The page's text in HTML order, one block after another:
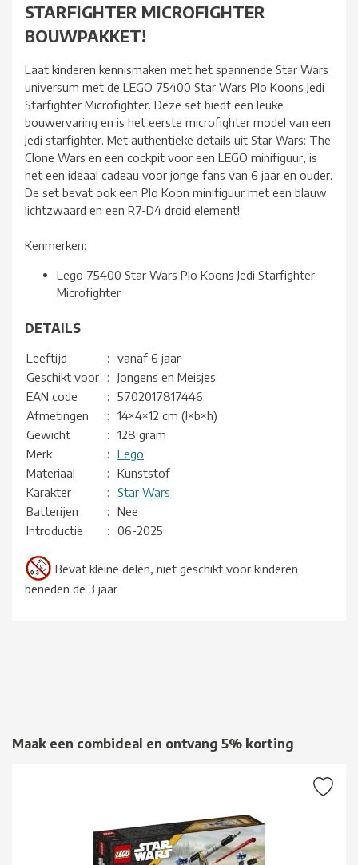
STARFIGHTER MICROFIGHTER
BOUWPAKKET!
Laat kinderen kennismaken met het spannende Star Wars
universum met de LEGO 75400 Star Wars Plo Koons Jedi
Starfighter Microfighter. Deze set biedt een leuke
bouwervaring en is het eerste microfighter model van een
Jedi starfighter. Met authentieke details uit Star Wars: The
Clone Wars en een cockpit voor een LEGO minifiguur, is
het een ideaal cadeau voor jonge fans van 6 jaar en ouder.
De set bevat ook een Plo Koon minifiguur met een blauw
lichtzwaard en een R7-D4 droid element!
Kenmerken:
Lego 75400 Star Wars Plo Koons Jedi Starfighter
Microfighter
DETAILS
Leeftijd :
vanaf 6 jaar
Geschikt voor
:
Jongens en Meisjes
EAN code
:
5702017817446
Afmetingen
:
14×4×12 cm (l×b×h)
Gewicht
:
128 gram
Merk
:
Lego
Materiaal
:
Kunststof
Karakter
:
Star Wars
Batterijen
:
Nee
Introductie
: 06-2025
Bevat kleine delen, niet geschikt voor kinderen
beneden de 3 jaar
Maak een combideal en ontvang 5% korting